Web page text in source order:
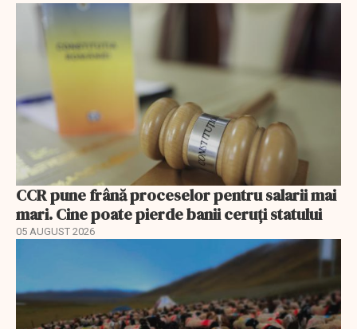
CCR pune frână proceselor pentru salarii mai
mari. Cine poate pierde banii ceruți statului
05 AUGUST 2026